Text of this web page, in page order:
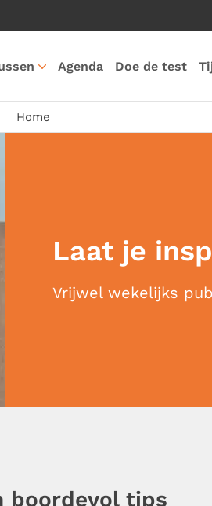
Agenda Doe de test
Home
Laat je
Vrijwel wekelijks
boordevol tips